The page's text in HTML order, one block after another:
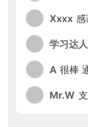
Xxxx 感
学习达人
A 很棒
Mr.W